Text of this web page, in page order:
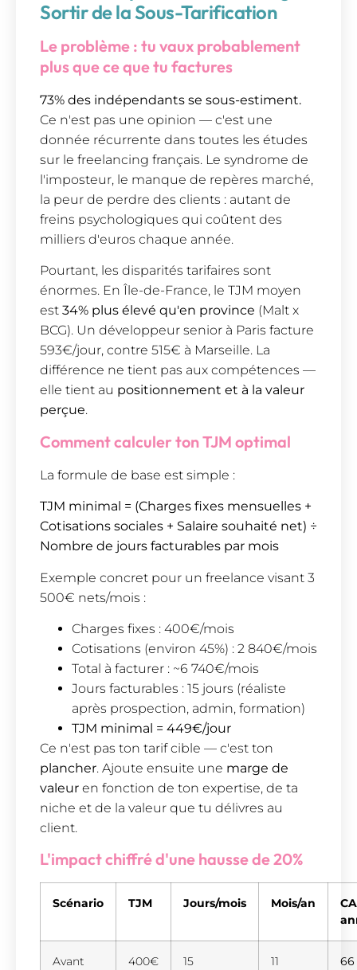
Sortir de la Sous-Tarification
Le problème : tu vaux probablement
plus que ce que tu factures
73% des indépendants se sous-estiment.
Ce n'est pas une opinion — c'est une
donnée récurrente dans toutes les études
sur le freelancing français. Le syndrome de
l'imposteur, le manque de repères marché,
la peur de perdre des clients : autant de
freins psychologiques qui coûtent des
milliers d'euros chaque année.
Pourtant, les disparités tarifaires sont
énormes. En Île-de-France, le TJM moyen
est 34% plus élevé qu'en province (Malt x
BCG). Un développeur senior à Paris facture
593€/jour, contre 515€ à Marseille. La
différence ne tient pas aux compétences —
elle tient au positionnement et à la valeur
perçue.
Comment calculer ton TJM optimal
La formule de base est simple :
TJM minimal = (Charges fixes mensuelles +
Cotisations sociales + Salaire souhaité net) ÷
Nombre de jours facturables par mois
Exemple concret pour un freelance visant 3
500€ nets/mois :
Charges fixes : 400€/mois
Cotisations (environ 45%) : 2 840€/mois
Total à facturer : ~6 740€/mois
Jours facturables : 15 jours (réaliste
après prospection, admin, formation)
TJM minimal = 449€/jour
Ce n'est pas ton tarif cible — c'est ton
plancher. Ajoute ensuite une marge de
valeur en fonction de ton expertise, de ta
niche et de la valeur que tu délivres au
client.
L'impact chiffré d'une hausse de 20%
Scénario TJM Jours/mois Mois/an
CA
Avant 400€ 15 11
66